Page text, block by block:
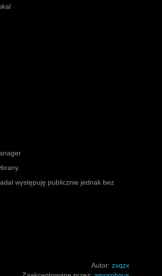
występuję publicznie jednak bez
Autor: zxqzx